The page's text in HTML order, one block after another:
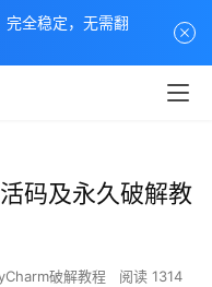
码及永久破解教
破解教程 阅读 1314
完全稳定，无需翻